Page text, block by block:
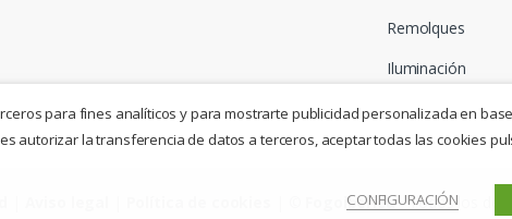
Remolques
Iluminación
Fogoiberica- Todos los
para fines analíticos y para mostrarte publicidad personalizada en
autorizar la transferencia de datos a terceros, aceptar todas las cookies
CONFIGURACIÓN